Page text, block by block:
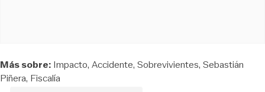
Más sobre: Impacto Accidente Sobrevivientes Sebastián
Piñera Fiscalía